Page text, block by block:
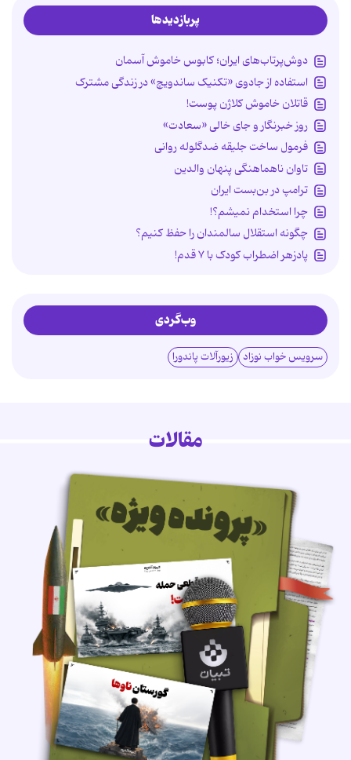
پربازدیدها
دوش‌پرتاب‌های ایران؛ کابوس خاموش آسمان
استفاده از جادوی «تکنیک ساندویچ» در زندگی مشترک
قاتلان خاموش کلاژن پوست!
روز خبرنگار و جای خالی «سعادت»
فرمول ساخت جلیقه ضدگلوله روانی
تاوان ناهماهنگی پنهان والدین
ترامپ در بن‌بست ایران
چرا استخدام نمیشم؟!
چگونه استقلال سالمندان را حفظ کنیم؟
پادزهر اضطراب کودک با ۷ قدم!
وب‌گردی
سرویس خواب نوزاد زیورآلات پاندورا
مقالات